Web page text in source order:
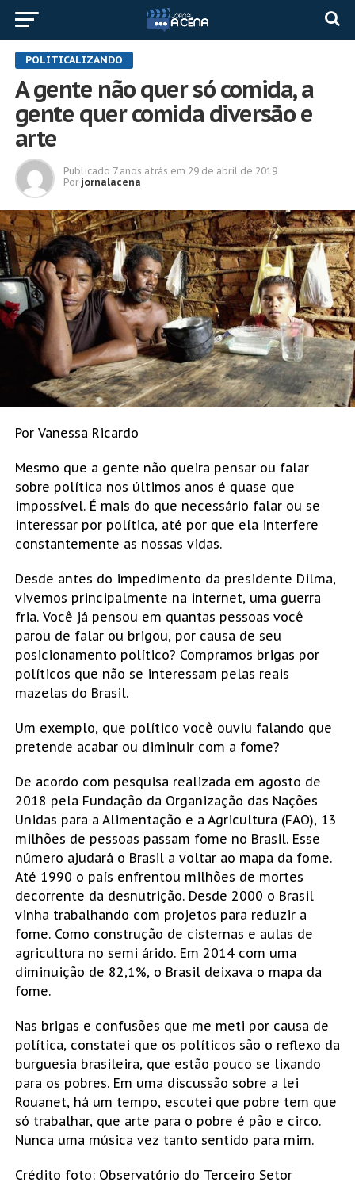
POLITICALIZANDO
A gente não quer só comida, a
gente quer comida diversão e
arte
Publicado 7 anos atrás em 29 de abril de 2019
Por jornalacena
Por Vanessa Ricardo
Mesmo que a gente não queira pensar ou falar
sobre política nos últimos anos é quase que
impossível. É mais do que necessário falar ou se
interessar por política, até por que ela interfere
constantemente as nossas vidas.
Desde antes do impedimento da presidente Dilma,
vivemos principalmente na internet, uma guerra
fria. Você já pensou em quantas pessoas você
parou de falar ou brigou, por causa de seu
posicionamento político? Compramos brigas por
políticos que não se interessam pelas reais
mazelas do Brasil.
Um exemplo, que político você ouviu falando que
pretende acabar ou diminuir com a fome?
De acordo com pesquisa realizada em agosto de
2018 pela Fundação da Organização das Nações
Unidas para a Alimentação e a Agricultura (FAO), 13
milhões de pessoas passam fome no Brasil. Esse
número ajudará o Brasil a voltar ao mapa da fome.
Até 1990 o país enfrentou milhões de mortes
decorrente da desnutrição. Desde 2000 o Brasil
vinha trabalhando com projetos para reduzir a
fome. Como construção de cisternas e aulas de
agricultura no semi árido. Em 2014 com uma
diminuição de 82,1%, o Brasil deixava o mapa da
fome.
Nas brigas e confusões que me meti por causa de
política, constatei que os políticos são o reflexo da
burguesia brasileira, que estão pouco se lixando
para os pobres. Em uma discussão sobre a lei
Rouanet, há um tempo, escutei que pobre tem que
só trabalhar, que arte para o pobre é pão e circo.
Nunca uma música vez tanto sentido para mim.
Crédito foto: Observatório do Terceiro Setor